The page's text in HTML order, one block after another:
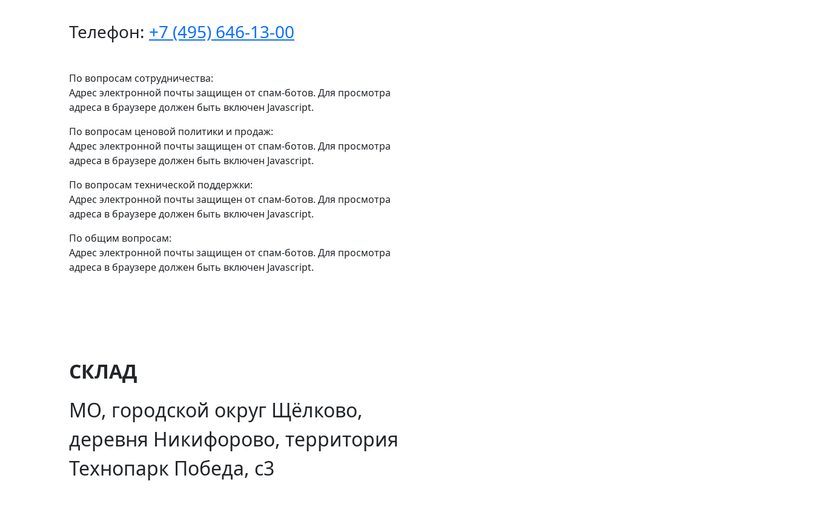
Телефон: +7 (495) 646-13-00
По вопросам сотрудничества:
Адрес электронной почты защищен от спам-ботов. Для просмотра
адреса в браузере должен быть включен Javascript.
По вопросам ценовой политики и продаж:
Адрес электронной почты защищен от спам-ботов. Для просмотра
адреса в браузере должен быть включен Javascript.
По вопросам технической поддержки:
Адрес электронной почты защищен от спам-ботов. Для просмотра
адреса в браузере должен быть включен Javascript.
По общим вопросам:
Адрес электронной почты защищен от спам-ботов. Для просмотра
адреса в браузере должен быть включен Javascript.
СКЛАД
МО, городской округ Щёлково,
деревня Никифорово, территория
Технопарк Победа, с3